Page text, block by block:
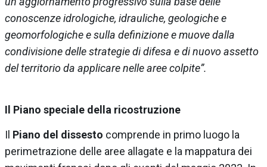
conoscenze idrologiche, idrauliche, geologiche e
geomorfologiche e sulla definizione e muove dalla
condivisione delle strategie di difesa e di nuovo assetto
del territorio da applicare nelle aree colpite”.
Il Piano speciale della ricostruzione
Il Piano del dissesto comprende in primo luogo la
perimetrazione delle aree allagate e la mappatura dei